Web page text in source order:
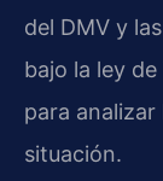
del DMV y
bajo la ley
para
situación.